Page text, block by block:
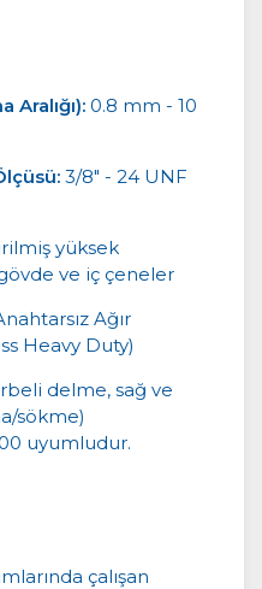
Aralığı): 0.8 mm - 10
3/8" - 24 UNF
yüksek
ve iç çeneler
Ağır
Heavy Duty)
delme, sağ ve
sökme)
uyumludur.
çalışan